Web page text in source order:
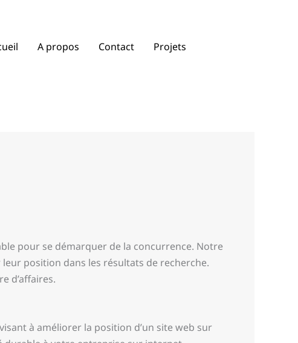
A propos Contact Projets
pour se démarquer de la concurrence. Notre
position dans les résultats de recherche.
d’affaires.
à améliorer la position d’un site web sur